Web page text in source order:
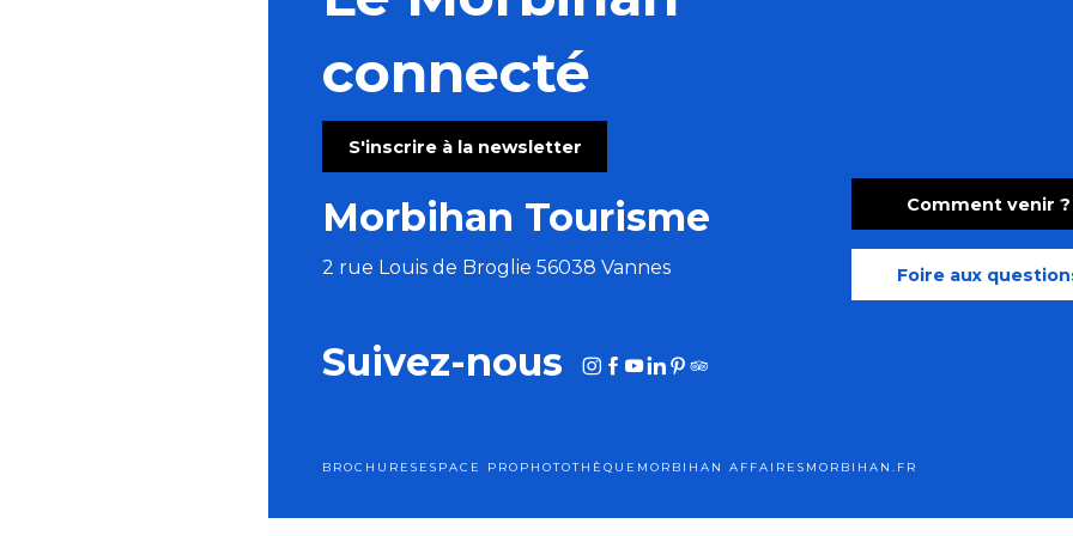
Les Ateliers bois de l'été (8 à 16 ans)
Les Ateliers bois de l'été (5 à 7 ans)
Les chemins du Graal avec Marie Semaille - éveilleuse d'histoire
Morgan of Glencoe, chant & harpe celtique.
connecté
S'inscrire à la newsletter
Morbihan Tourisme
2 rue Louis de Broglie 56038 Vannes
Comment venir ?
Foire aux
Suivez-nous
BROCHURES ESPACE PRO PHOTOTHÈQUE MORBIHAN AFFAIRES MORBIHAN.FR